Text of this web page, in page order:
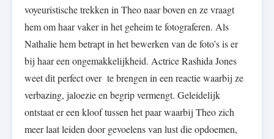
voyeuristische trekken in Theo naar boven en ze vraagt
hem om haar vaker in het geheim te fotograferen. Als
Nathalie hem betrapt in het bewerken van de foto’s is er
bij haar een ongemakkelijkheid. Actrice Rashida Jones
weet dit perfect over te brengen in een reactie waarbij ze
verbazing, jaloezie en begrip vermengt. Geleidelijk
ontstaat er een kloof tussen het paar waarbij Theo zich
meer laat leiden door gevoelens van lust die opdoemen,